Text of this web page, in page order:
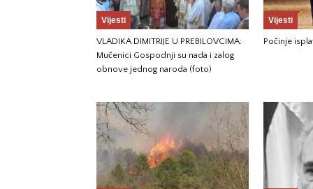
Vijesti
VLADIKA DIMITRIJE U PREBILOVCIMA:
Mučenici Gospodnji su nada i zalog
obnove jednog naroda (foto)
Vijesti
Počinje